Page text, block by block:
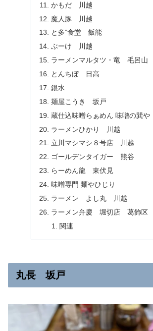
かもだ 川越
魔人豚 川越
と多”食堂 飯能
ぶーけ 川越
ラーメンマルタツ・竜 毛呂山
とんちぼ 日高
銀水
麺屋こうき 坂戸
蔵仕込味噌らぁめん 味噌の巽
ラーメンひかり 川越
立川マシマシ８号店 川越
ゴールデンタイガー 熊谷
らーめん龍 東伏見
味噌専門 麺やひじり
ラーメン よし丸 川越
ラーメン弁慶 堀切店 葛飾区
関連
丸長 坂戸